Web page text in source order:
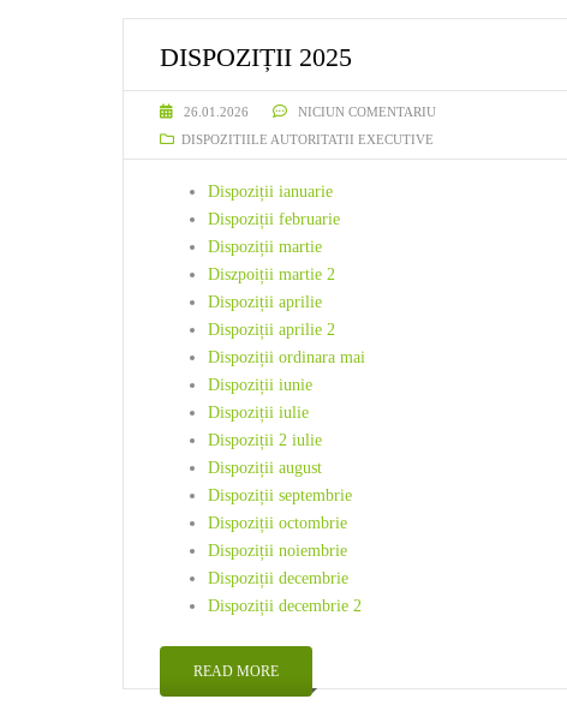
INTEGRARE EUROPEANĂ
DISPOZIȚII 2025
26.01.2026
NICIUN COMENTARIU
DISPOZITIILE AUTORITATII EXECUTIVE
Dispoziții ianuarie
Dispoziții februarie
Dispoziții martie
Diszpoiții martie 2
Dispoziții aprilie
Dispoziții aprilie 2
Dispoziții ordinara mai
Dispoziții iunie
Dispoziții iulie
Dispoziții 2 iulie
Dispoziții august
Dispoziții septembrie
Dispoziții octombrie
Dispoziții noiembrie
Dispoziții decembrie
Dispoziții decembrie 2
READ MORE